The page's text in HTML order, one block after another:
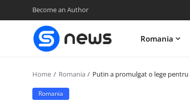
Become an Author
Romania
Home Romania Putin a promulgat o lege
Romania